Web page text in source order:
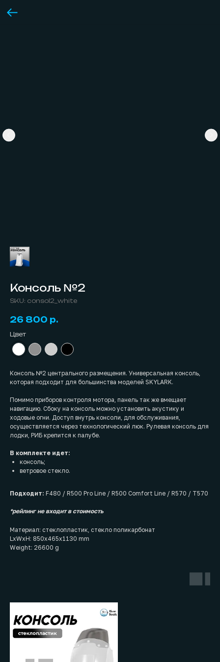
Консоль №2
SKU: consol2_white
26 800 р.
Цвет
Консоль №2 центрального размещения. Универсальная консоль,
которая подходит для большинства моделей SKYLARK.
Помимо приборов контроля мотора, панель так же вмещает
навигацию. Сбоку на консоль можно установить акустику и
ходовые огни. Доступ внутрь консоли, для обслуживания,
осуществляется через технологический люк. Рулевая консоль для
лодки, РИБ крепится к палубе.
В комплекте идет:
консоль;
ветровое стекло.
Подходит: F480 / R500 Pro Line / R500 Comfort Line / R570 / T570
*рейлинг не входит в стоимость
Материал: стеклопластик, стекло поликарбонат
LxWxH: 850x465x1130 mm
Weight: 26600 g